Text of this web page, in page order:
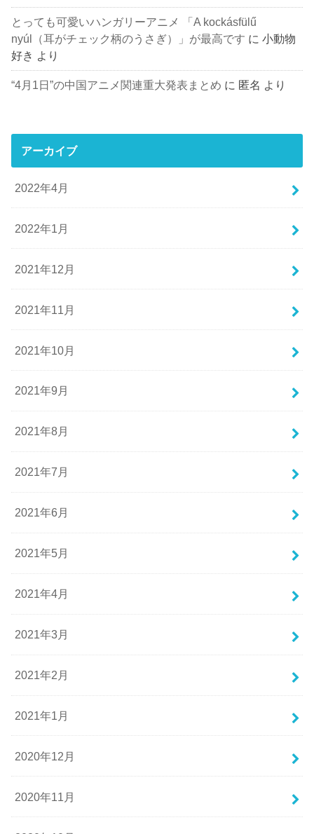
とっても可愛いハンガリーアニメ 「A kockásfülű
nyúl（耳がチェック柄のうさぎ）」が最高です に小動物
好き より
“4月1日”の中国アニメ関連重大発表まとめ に 匿名 より
アーカイブ
2022年4月
2022年1月
2021年12月
2021年11月
2021年10月
2021年9月
2021年8月
2021年7月
2021年6月
2021年5月
2021年4月
2021年3月
2021年2月
2021年1月
2020年12月
2020年11月